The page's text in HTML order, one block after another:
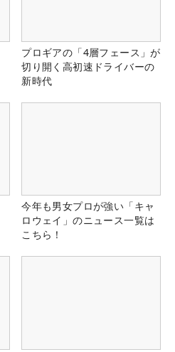
プロギアの「4層フェース」が
切り開く高初速ドライバーの
新時代
今年も男女プロが強い「キャ
ロウェイ」のニュース一覧は
こちら！